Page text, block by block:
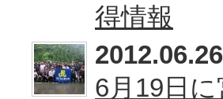
得情報
2012.06.26
6月19日